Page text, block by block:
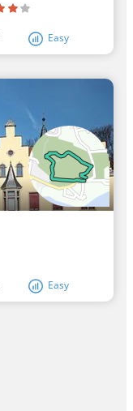
Easy
Easy